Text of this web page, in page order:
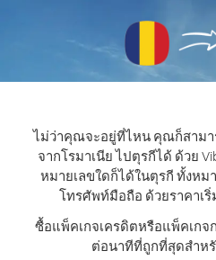
ไม่ว่าคุณจะอยู่ที่ไหน คุณก็สาม
จากโรมาเนีย ไปตุรกีได้ ด้วย
หมายเลขใดก็ได้ในตุรกี ทั้งห
โทรศัพท์มือถือ ด้วยราคาเริ่
ซื้อแพ็คเกจเครดิตหรือแพ็คเกจ
ต่อนาทีที่ถูกที่สุดสำห